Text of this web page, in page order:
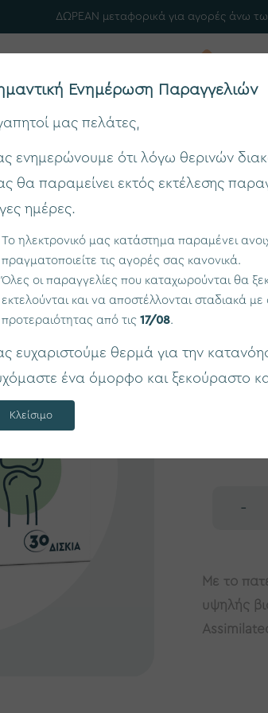
ΔΩΡΕΑΝ μεταφορικά για αγορές άνω
Αρχική Συμπληρώματα Διατροφής
H ΝΕΑ
Κωδ.
-
Με το
υψηλής
Ενημέρωση Παραγγελιών
μας πελάτες,
ενημερώνουμε ότι λόγω θερινών
θα παραμείνει εκτός εκτέλεσης
ημέρες.
Το ηλεκτρονικό μας κατάστημα παραμένει
πραγματοποιείτε τις αγορές σας κανονικά.
Όλες οι παραγγελίες που καταχωρούνται θα
εκτελούνται και να αποστέλλονται σταδιακά με
προτεραιότητας από τις 17/08.
ευχαριστούμε θερμά για την
ένα όμορφο και ξεκούραστο
Κλείσιμο